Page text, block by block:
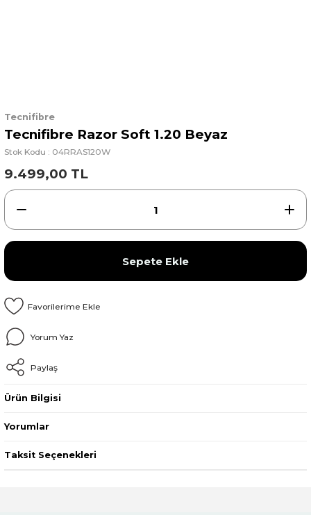
Tecnifibre
Tecnifibre Razor Soft 1.20 Beyaz
Stok Kodu : 04RRAS120W
9.499,00 TL
Sepete Ekle
Yorum Yaz
Paylaş
Ürün Bilgisi
Yorumlar
Taksit Seçenekleri